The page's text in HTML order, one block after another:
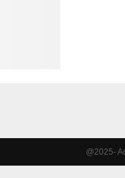
@2025-